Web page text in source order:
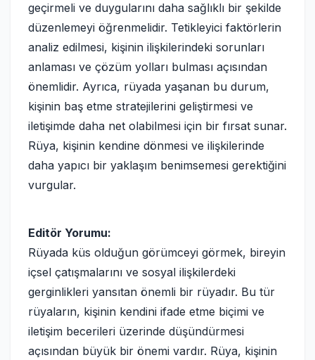
geçirmeli ve duygularını daha sağlıklı bir şekilde
düzenlemeyi öğrenmelidir. Tetikleyici faktörlerin
analiz edilmesi, kişinin ilişkilerindeki sorunları
anlaması ve çözüm yolları bulması açısından
önemlidir. Ayrıca, rüyada yaşanan bu durum,
kişinin baş etme stratejilerini geliştirmesi ve
iletişimde daha net olabilmesi için bir fırsat sunar.
Rüya, kişinin kendine dönmesi ve ilişkilerinde
daha yapıcı bir yaklaşım benimsemesi gerektiğini
vurgular.
Editör Yorumu:
Rüyada küs olduğun görümceyi görmek, bireyin
içsel çatışmalarını ve sosyal ilişkilerdeki
gerginlikleri yansıtan önemli bir rüyadır. Bu tür
rüyaların, kişinin kendini ifade etme biçimi ve
iletişim becerileri üzerinde düşündürmesi
açısından büyük bir önemi vardır. Rüya, kişinin